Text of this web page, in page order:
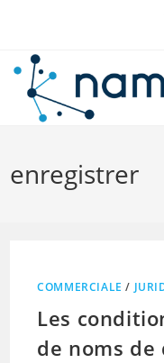
enregistrer
COMMERCIALE /
Les
de noms de